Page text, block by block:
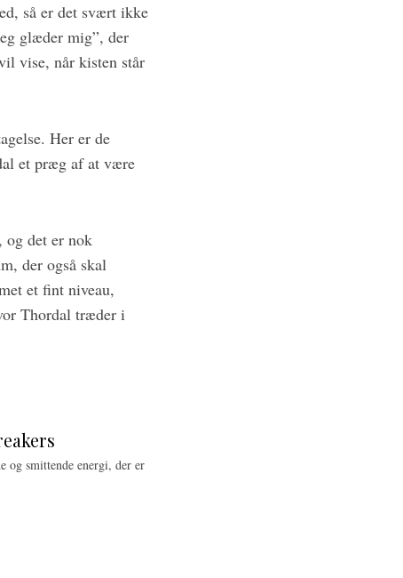
så er det svært ikke
glæder mig”, der
vise, når kisten står
Her er de
et præg af at være
og det er nok
der også skal
et fint niveau,
Thordal træder i
og smittende energi, der er